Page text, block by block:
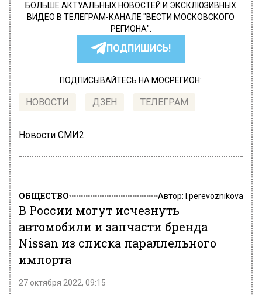
БОЛЬШЕ АКТУАЛЬНЫХ НОВОСТЕЙ И ЭКСКЛЮЗИВНЫХ
ВИДЕО В ТЕЛЕГРАМ-КАНАЛЕ "ВЕСТИ МОСКОВСКОГО
РЕГИОНА".
ПОДПИШИСЬ!
ПОДПИСЫВАЙТЕСЬ НА МОСРЕГИОН:
НОВОСТИ ДЗЕН ТЕЛЕГРАМ
Новости СМИ2
ОБЩЕСТВО Автор: l.perevoznikova
В России могут исчезнуть
автомобили и запчасти бренда
Nissan из списка параллельного
импорта
27 октября 2022, 09:15